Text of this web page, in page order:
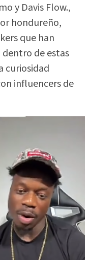
y Davis Flow.,
hondureño,
que han
de estas
curiosidad
influencers de